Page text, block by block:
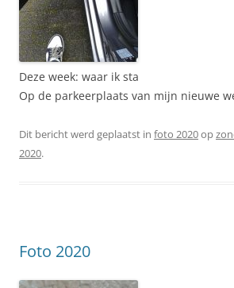
Deze week: waar ik sta
Op de parkeerplaats van mijn nieuwe
Dit bericht werd geplaatst in foto 2020op
2020.
Foto 2020